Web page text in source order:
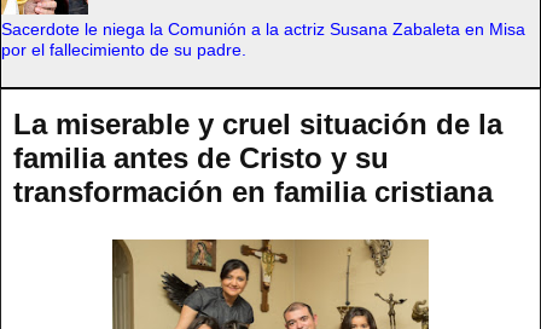
Sacerdote le niega la Comunión a la actriz Susana Zabaleta en Misa
por el fallecimiento de su padre.
La miserable y cruel situación de la
familia antes de Cristo y su
transformación en familia cristiana